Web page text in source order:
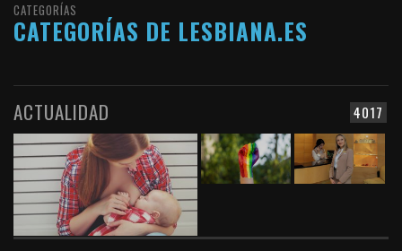
CATEGORÍAS
CATEGORÍAS DE LESBIANA.ES
4017
ACTUALIDAD